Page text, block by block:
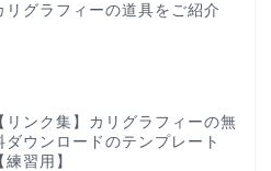
リグラフィーの道具をご紹介
リンク集】カリグラフィーの無
ダウンロードのテンプレート
練習用】